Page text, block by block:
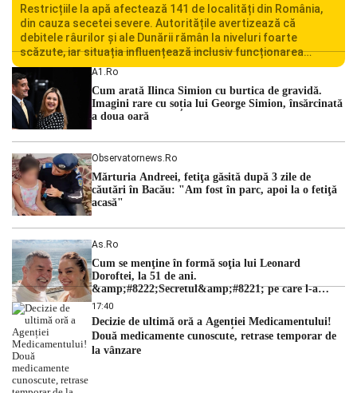
Restricțiile la apă afectează 141 de localități din România,
din cauza secetei severe. Autoritățile avertizează că
debitele râurilor și ale Dunării rămân la niveluri foarte
scăzute, iar situația influențează inclusiv funcționarea
Centralei Nucleare de la Cernavodă. România se confruntă
cu una dintre cele mai dificile perioade din punct de vedere
hidrologic din ultimii ani. Lipsa […]
A1.ro
Cum arată Ilinca Simion cu burtica de gravidă.
Imagini rare cu soția lui George Simion, însărcinată
a doua oară
Observatornews.ro
Mărturia Andreei, fetiţa găsită după 3 zile de
căutări în Bacău: "Am fost în parc, apoi la o fetiţă
acasă"
As.ro
Cum se menţine în formă soţia lui Leonard
Doroftei, la 51 de ani.
&amp;#8222;Secretul&amp;#8221; pe care l-a
dezvăluit
17:40
Decizie de ultimă oră a Agenției Medicamentului!
Două medicamente cunoscute, retrase temporar de
la vânzare